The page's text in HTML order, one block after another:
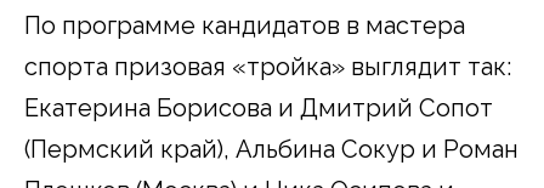
По программе кандидатов в мастера
спорта призовая «тройка» выглядит так:
Екатерина Борисова и Дмитрий Сопот
(Пермский край), Альбина Сокур и Роман